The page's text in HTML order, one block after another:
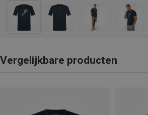
Vergelijkbare producten